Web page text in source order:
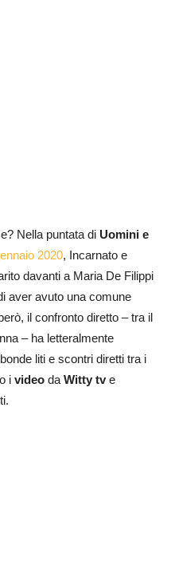
Nella puntata di Uomini e
2020, Incarnato e
davanti a Maria De Filippi
aver avuto una comune
il confronto diretto – tra il
– ha letteralmente
liti e scontri diretti tra i
i video daWitty tve